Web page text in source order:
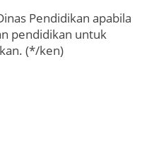
Pendidikan apabila
pendidikan untuk
(*/ken)